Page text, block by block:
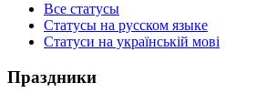
Все статусы
Статусы на русском языке
Статуси на українській мові
Праздники